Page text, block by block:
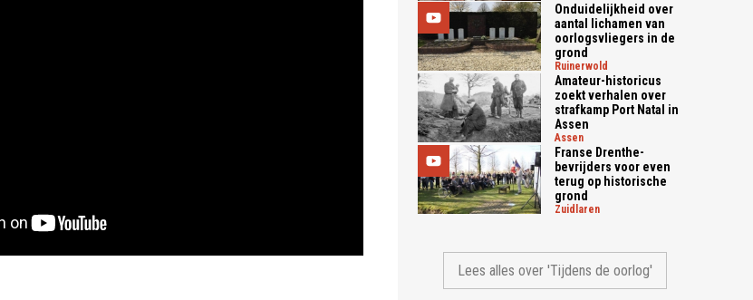
Onduidelijkheid over
aantal lichamen van
oorlogsvliegers in de
grond
ruinerwold
Amateur-historicus
zoekt verhalen over
strafkamp Port Natal in
Assen
assen
Franse Drenthe-
bevrijders voor even
terug op historische
grond
zuidlaren
Lees alles over 'Tijdens de oorlog'